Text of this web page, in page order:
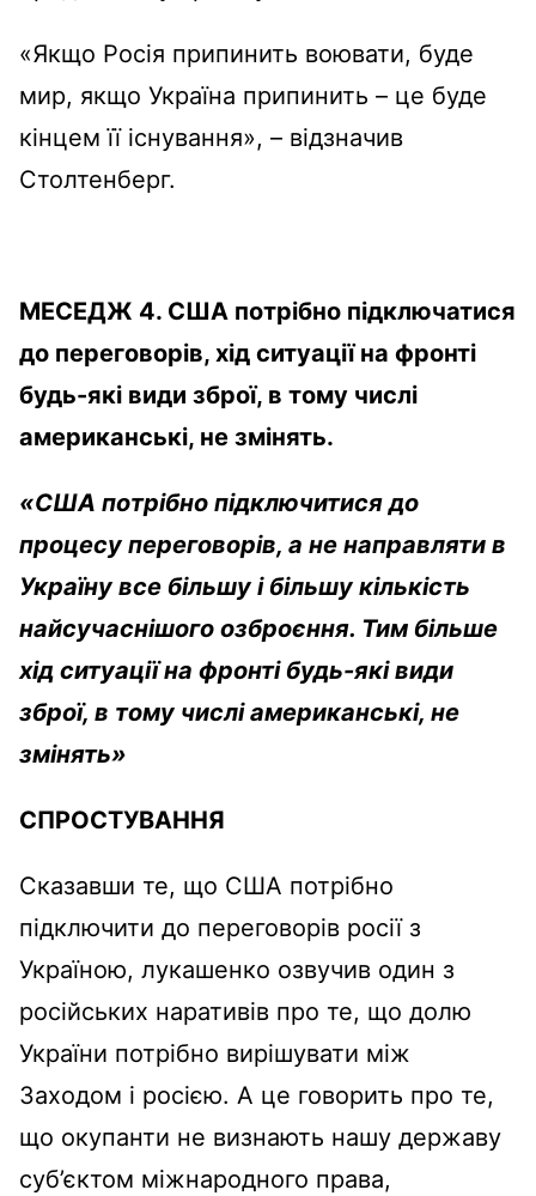
«Якщо Росія припинить воювати, буде
мир, якщо Україна припинить – це буде
кінцем її існування», – відзначив
Столтенберг.
МЕСЕДЖ 4. США потрібно підключатися
до переговорів, хід ситуації на фронті
будь-які види зброї, в тому числі
американські, не змінять.
«США потрібно підключитися до
процесу переговорів, а не направляти в
Україну все більшу і більшу кількість
найсучаснішого озброєння. Тим більше
хід ситуації на фронті будь-які види
зброї, в тому числі американські, не
змінять»
СПРОСТУВАННЯ
Сказавши те, що США потрібно
підключити до переговорів росії з
Україною, лукашенко озвучив один з
російських наративів про те, що долю
України потрібно вирішувати між
Заходом і росією. А це говорить про те,
що окупанти не визнають нашу державу
суб’єктом міжнародного права,